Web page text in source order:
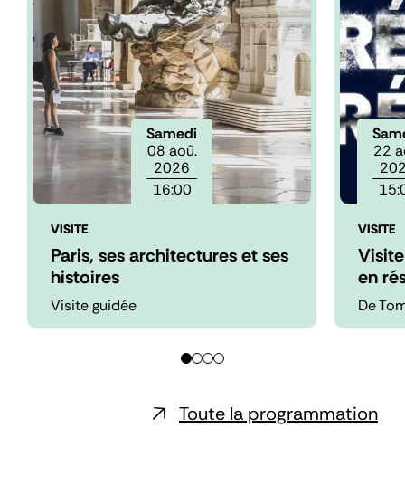
Paris, ses architectures et ses
histoires
Visite guidée
VISITE
Samedi
08 aoû.
2026
16:00
en
De
VISITE
22
Toute la programmation